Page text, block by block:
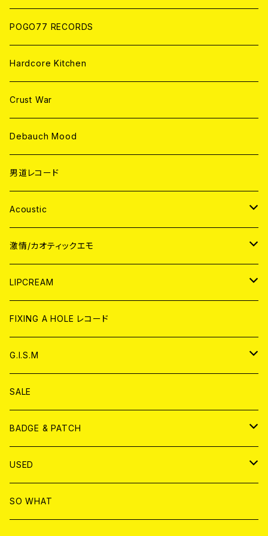
POGO77 RECORDS
Hardcore Kitchen
Crust War
Debauch Mood
男道レコード
Acoustic
JAPAN
CD
ANALOG
WORLD
CD
ANALOG
激情/カオティックエモ
JAPAN
CD
ANALOG
WORLD
CD
ANALOG
LIPCREAM
CD
アナログ
DVD
T-shirt & WEAR
FIXING A HOLE レコード
G.I.S.M
CD
ANALOG
T-SHIRT & WEAR
DVD
SALE
BADGE & PATCH
BADGE
PATCH
USED
書籍
SO WHAT